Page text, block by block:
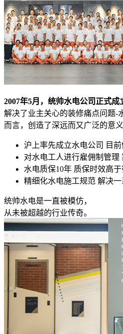
2007年5月，统帅水电公司正式成
解决了业主关心的装修痛点问题-
而言，创造了深远而又广泛的意义
沪上率先成立水电公司 目
对水电工人进行雇佣制管理
水电质保10年 质保时效高
精细化水电施工规范 解决
统帅水电是一直被模仿，
从未被超越的行业传奇。